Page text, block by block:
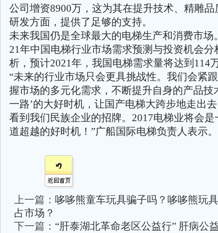
公司增资8900万，这为其在提升技术、精雕
研发方面，提供了足够的支持。
未来我国仍是全球最大的电梯生产和消费市场
21年中国电梯行业市场需求预测与投资机会分
析，预计2021年，我国电梯需求量将达到114
“未来的行业市场只会更具挑战性。我们会紧
握市场的多元化需求，不断提升自身的产品技
一路’的大好时机，让国产电梯大跨步地走出
看到我们民族企业的招牌。2017电梯业将会
道超越的好时机！”广船国际电梯负责人表示
上一篇： 哆哆熊童车玩具骗子吗？哆哆熊玩
占市场？
下一篇： “肝泰湖北革命老区公益行” 肝病公